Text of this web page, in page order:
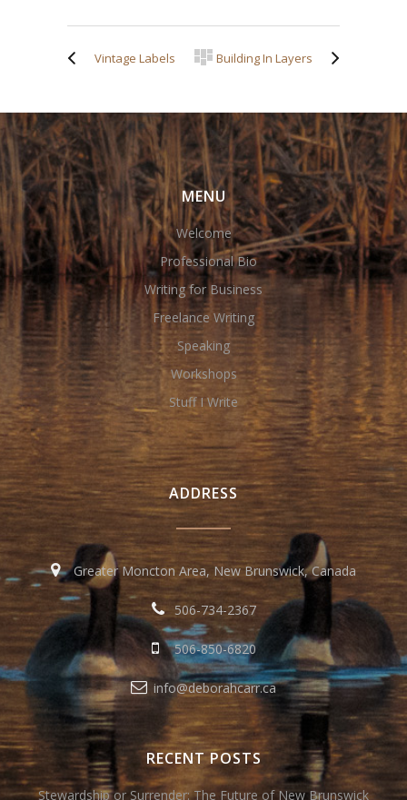
Vintage Labels Building In Layers
MENU
Welcome
Professional Bio
Writing for Business
Freelance Writing
Speaking
Workshops
Stuff I Write
ADDRESS
Greater Moncton Area, New Brunswick, Canada
506-734-2367
506-850-6820
info@deborahcarr.ca
RECENT POSTS
Stewardship or Surrender: The Future of New Brunswick